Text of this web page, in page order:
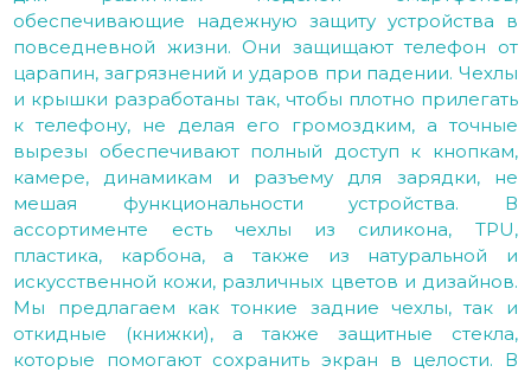
обеспечивающие надежную защиту устройства в
повседневной жизни. Они защищают телефон от
царапин, загрязнений и ударов при падении. Чехлы
и крышки разработаны так, чтобы плотно прилегать
к телефону, не делая его громоздким, а точные
вырезы обеспечивают полный доступ к кнопкам,
камере, динамикам и разъему для зарядки, не
мешая функциональности устройства. В
ассортименте есть чехлы из силикона, TPU,
пластика, карбона, а также из натуральной и
искусственной кожи, различных цветов и дизайнов.
Мы предлагаем как тонкие задние чехлы, так и
откидные (книжки), а также защитные стекла,
которые помогают сохранить экран в целости. В